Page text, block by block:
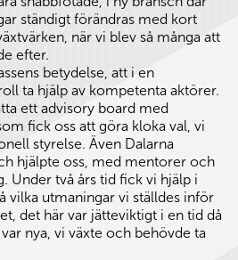
ständigt förändras med kort
när vi blev så många att
efter.
betydelse, att i en
ta hjälp av kompetenta aktörer.
ett advisory board med
fick oss att göra kloka val, vi
styrelse. Även Dalarna
hjälpte oss, med mentorer och
Under två års tid fick vi hjälp i
vilka utmaningar vi ställdes inför
det här var jätteviktigt i en tid då
nya, vi växte och behövde ta